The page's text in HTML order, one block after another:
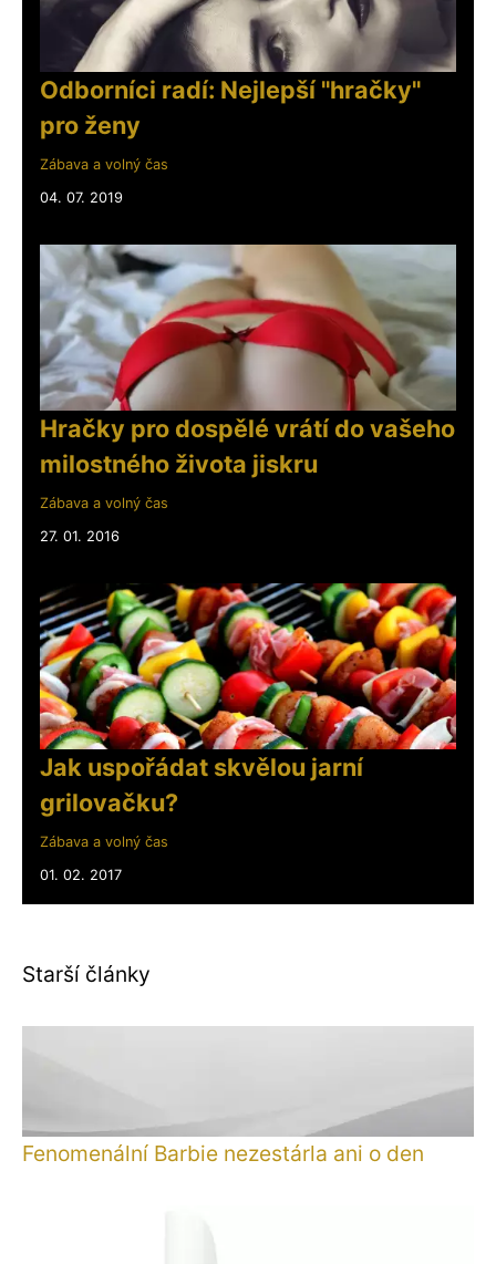
Odborníci radí: Nejlepší "hračky"
pro ženy
Zábava a volný čas
04. 07. 2019
Hračky pro dospělé vrátí do vašeho
milostného života jiskru
Zábava a volný čas
27. 01. 2016
Jak uspořádat skvělou jarní
grilovačku?
Zábava a volný čas
01. 02. 2017
Starší články
Fenomenální Barbie nezestárla ani o den